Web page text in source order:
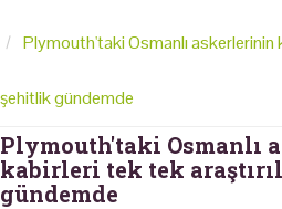
Plymouth'taki Osmanlı askerlerinin
şehitlik gündemde
Plymouth'taki Osmanlı
kabirleri tek tek
gündemde